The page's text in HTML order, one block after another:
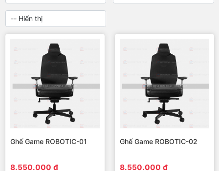
Ghế Game ROBOTIC-01
8.550.000 đ
Ghế Game ROBOTIC-02
8.550.000 đ